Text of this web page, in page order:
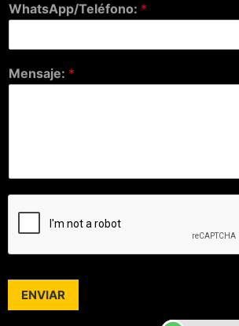
WhatsApp/Teléfono: *
Mensaje: *
ENVIAR